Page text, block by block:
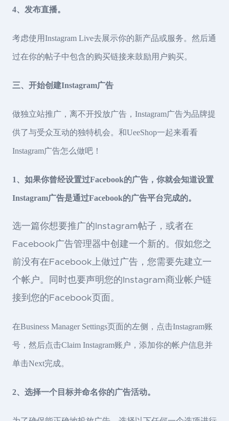
4、发布直播。
考虑使用Instagram Live去展示你的新产品或服务。然后通
过在你的帖子中包含的购买链接来鼓励用户购买。
三、开始创建Instagram广告
做独立站推广，离不开投放广告，Instagram广告为品牌提
供了与受众互动的独特机会。和UeeShop一起来看看
Instagram广告怎么做吧！
1、如果你曾经设置过Facebook的广告，你就会知道设置
Instagram广告是通过Facebook的广告平台完成的。
选一篇你想要推广的Instagram帖子，或者在
Facebook广告管理器中创建一个新的。假如您之
前没有在Facebook上做过广告，您需要先建立一
个帐户。同时也要声明您的Instagram商业帐户链
接到您的Facebook页面。
在Business Manager Settings页面的左侧，点击Instagram账
号，然后点击Claim Instagram账户，添加你的帐户信息并
单击Next完成。
2、选择一个目标并命名你的广告活动。